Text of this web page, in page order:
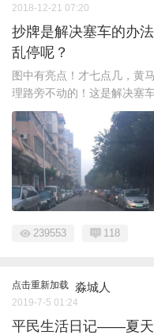
2018-12-21 07:20
抄牌是解决塞车的办
乱停呢？
图中有亮点！才七点几，黄
理路旁不动的！这是解决塞车
239553 118
点击重新加载 淼城人
2019-7-5 01:24
平民生活日记——夏